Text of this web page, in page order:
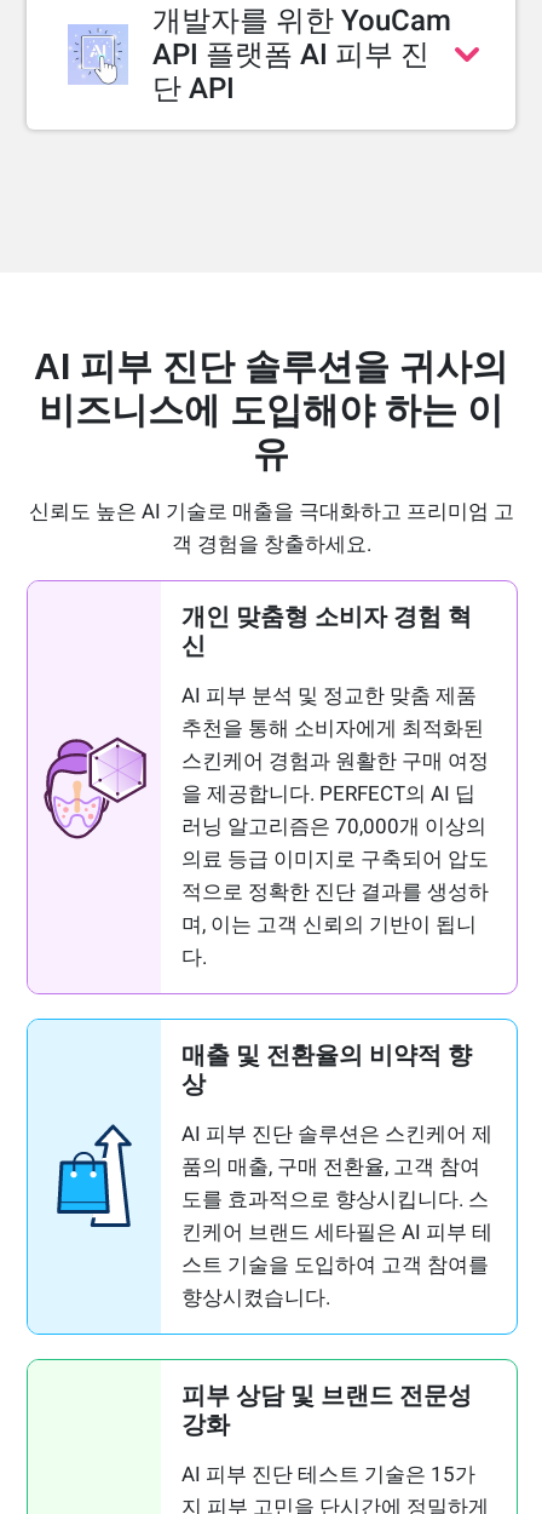
솔루션으로, 클리닉 및 뷰티 전문가가 고객 관
리, 맞춤형 상담 제공, 업무 효율화를 위해 설
계되었으며, CRM 기능이 내장되어 있습니다.
개별 고객 프로필을 저장하는 자체 CRM
스킨케어프로 무료 체험 신청하기
개발자를 위한 YouCam
API 플랫폼 AI 피부 진
단 API
AI 피부 진단 API 더 알아보기
AI 피부 진단 솔루션을 귀사의
비즈니스에 도입해야 하는 이
유
신뢰도 높은 AI 기술로 매출을 극대화하고 프리미엄 고
객 경험을 창출하세요.
개인 맞춤형 소비자 경험 혁
신
AI 피부 분석 및 정교한 맞춤 제품
추천을 통해 소비자에게 최적화된
스킨케어 경험과 원활한 구매 여정
을 제공합니다. PERFECT의 AI 딥
러닝 알고리즘은 70,000개 이상의
의료 등급 이미지로 구축되어 압도
적으로 정확한 진단 결과를 생성하
며, 이는 고객 신뢰의 기반이 됩니
다.
매출 및 전환율의 비약적 향
상
AI 피부 진단 솔루션은 스킨케어 제
품의 매출, 구매 전환율, 고객 참여
도를 효과적으로 향상시킵니다. 스
킨케어 브랜드 세타필은 AI 피부 테
스트 기술을 도입하여 고객 참여를
향상시켰습니다.
피부 상담 및 브랜드 전문성
강화
AI 피부 진단 테스트 기술은 15가
지 피부 고민을 단시간에 정밀하게